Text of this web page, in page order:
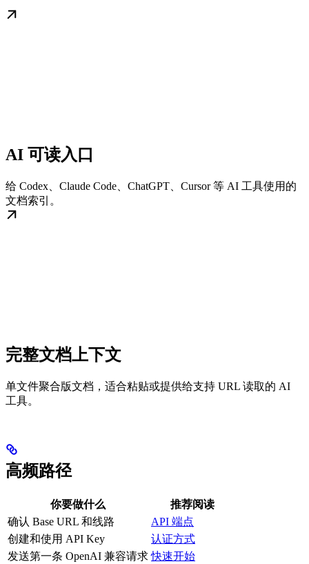
AI 可读入口
给 Codex、Claude Code、ChatGPT、Cursor 等 AI 工具使用的
文档索引。
完整文档上下文
单文件聚合版文档，适合粘贴或提供给支持 URL 读取的 AI
工具。
高频路径
你要做什么
推荐阅读
确认 Base URL 和线路
API 端点
创建和使用 API Key
认证方式
发送第一条 OpenAI 兼容请求 快速开始